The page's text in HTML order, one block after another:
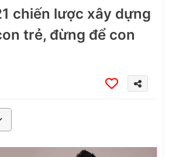
chiến lược xây dựng
trẻ, đừng để con